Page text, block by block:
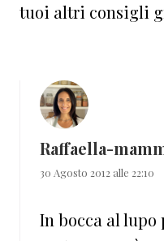
tuoi altri consigli
Raffaella-
30 Agosto 2012 alle 22:10
In bocca al lupo